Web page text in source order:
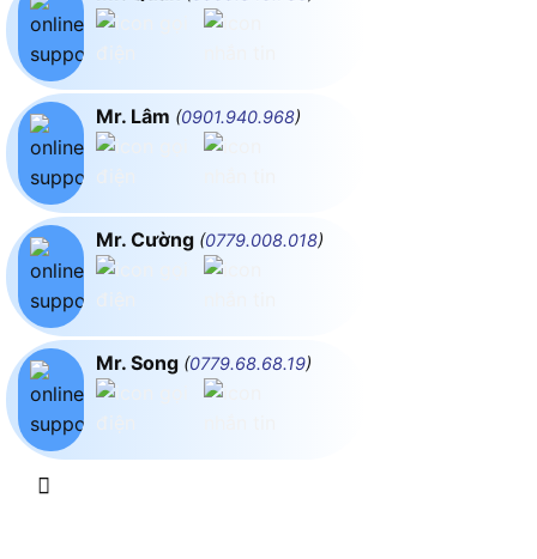
Mr. Lâm (0901.940.968)
Mr. Cường (0779.008.018)
Mr. Song (0779.68.68.19)